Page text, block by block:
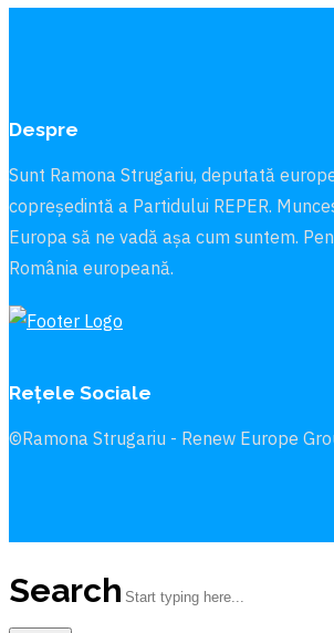
Despre
Sunt Ramona Strugariu, deputată
copreședintă a Partidului REPER.
Europa să ne vadă aşa cum suntem.
România europeană.
Rețele Sociale
©Ramona Strugariu - Renew Europe
Search